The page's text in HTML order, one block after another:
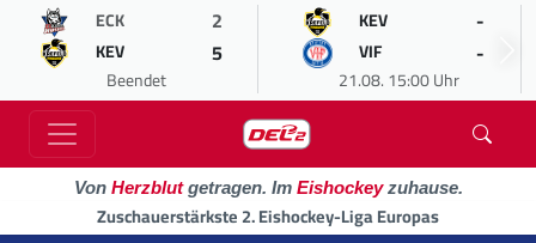
ECK 2
KEV 5
Beendet
KEV -
VIF -
21.08. 15:00 Uhr
Von Herzblutgetragen. Im Eishockeyzuhause.
Zuschauerstärkste 2. Eishockey-Liga Europas